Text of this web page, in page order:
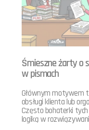
Śmieszne żarty o
w pismach
Głównym motywem
obsługi klienta lub
Często bohaterki
logiką w